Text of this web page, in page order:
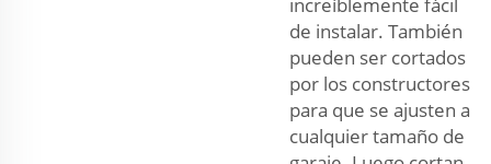
de instalar. También
pueden ser cortados
por los constructores
para que se ajusten a
cualquier tamaño de